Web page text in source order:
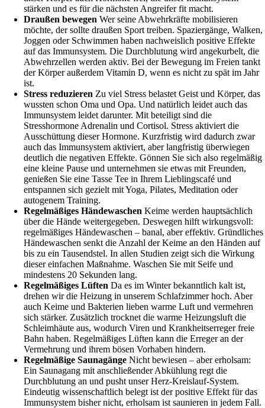
stärken und es für die nächsten Angreifer fit macht.
Draußen bewegen Wer seine Abwehrkräfte mobilisieren
möchte, der sollte draußen Sport treiben. Spaziergänge, Walken,
Joggen oder Schwimmen haben nachweislich positive Effekte
auf das Immunsystem. Die Durchblutung wird angekurbelt, die
Abwehrzellen werden aktiv. Bei der Bewegung im Freien tankt
der Körper außerdem Vitamin D, wenn es nicht zu spät im Jahr
ist.
Stress reduzieren Zu viel Stress belastet Geist und Körper, das
wussten schon Oma und Opa. Und natürlich leidet auch das
Immunsystem leidet darunter. Mit beteiligt sind die
Stresshormone Adrenalin und Cortisol. Stress aktiviert die
Ausschüttung dieser Hormone. Kurzfristig wird dadurch zwar
auch das Immunsystem aktiviert, aber langfristig überwiegen
deutlich die negativen Effekte. Gönnen Sie sich also regelmäßig
eine kleine Pause und unternehmen sie etwas mit Freunden,
genießen Sie eine Tasse Tee in Ihrem Lieblingscafé und
entspannen sich gezielt mit Yoga, Pilates, Meditation oder
autogenem Training.
Regelmäßiges Händewaschen Keime werden hauptsächlich
über die Hände weitergegeben. Deswegen hilft wirkungsvoll:
regelmäßiges Händewaschen – banal, aber effektiv. Gründliches
Händewaschen senkt die Anzahl der Keime an den Händen auf
bis zu ein Tausendstel. In allen Studien zeigt sich die Wirkung
dieser einfachen Maßnahme. Waschen Sie mit Seife und
mindestens 20 Sekunden lang.
Regelmäßiges Lüften Da es im Winter bekanntlich kalt ist,
drehen wir die Heizung in unserem Schlafzimmer hoch. Aber
auch Keime und Bakterien lieben warme Luft und vermehren
sich stärker. Zusätzlich trocknet die warme Heizungsluft die
Schleimhäute aus, wodurch Viren und Krankheitserreger freie
Bahn haben. Regelmäßiges Lüften kann die Erreger an der
Vermehrung und ihrem bösen Vorhaben hindern.
Regelmäßige Saunagänge Nicht bewiesen – aber erholsam:
Ein Saunagang mit anschließender Abkühlung regt die
Durchblutung an und pusht unser Herz-Kreislauf-System.
Eindeutig wissenschaftlich belegt ist der positive Effekt für das
Immunsystem bisher nicht, erholsam ist saunieren in jedem Fall.